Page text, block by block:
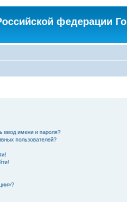
федерации Го
ввод имени и пароля?
пользователей?